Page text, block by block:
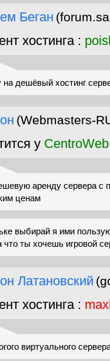
Беган
хостинга :
на дешёвый хостинг
(Webmasters-
у CentroWeb
аренду сервера с
ценам
выбирай я ими
что ты хочешь игровой
Латановский
хостинга :
виртуального